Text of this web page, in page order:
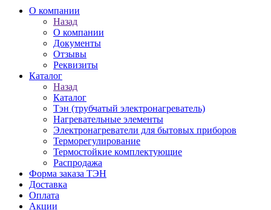
О компании
Назад
О компании
Документы
Отзывы
Реквизиты
Каталог
Назад
Каталог
Тэн (трубчатый электронагреватель)
Нагревательные элементы
Электронагреватели для бытовых приборов
Терморегулирование
Термостойкие комплектующие
Распродажа
Форма заказа ТЭН
Доставка
Оплата
Акции